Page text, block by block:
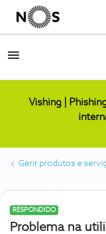
Vishing |
Gerir produtos e
RESPONDIDO
Problema na